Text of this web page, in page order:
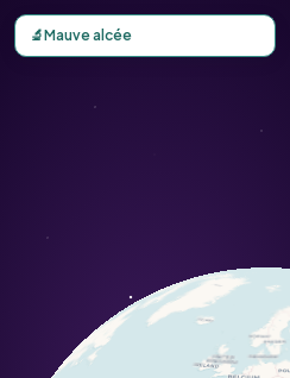
Carte d'observation du Mauve
🔬Mauve alcée